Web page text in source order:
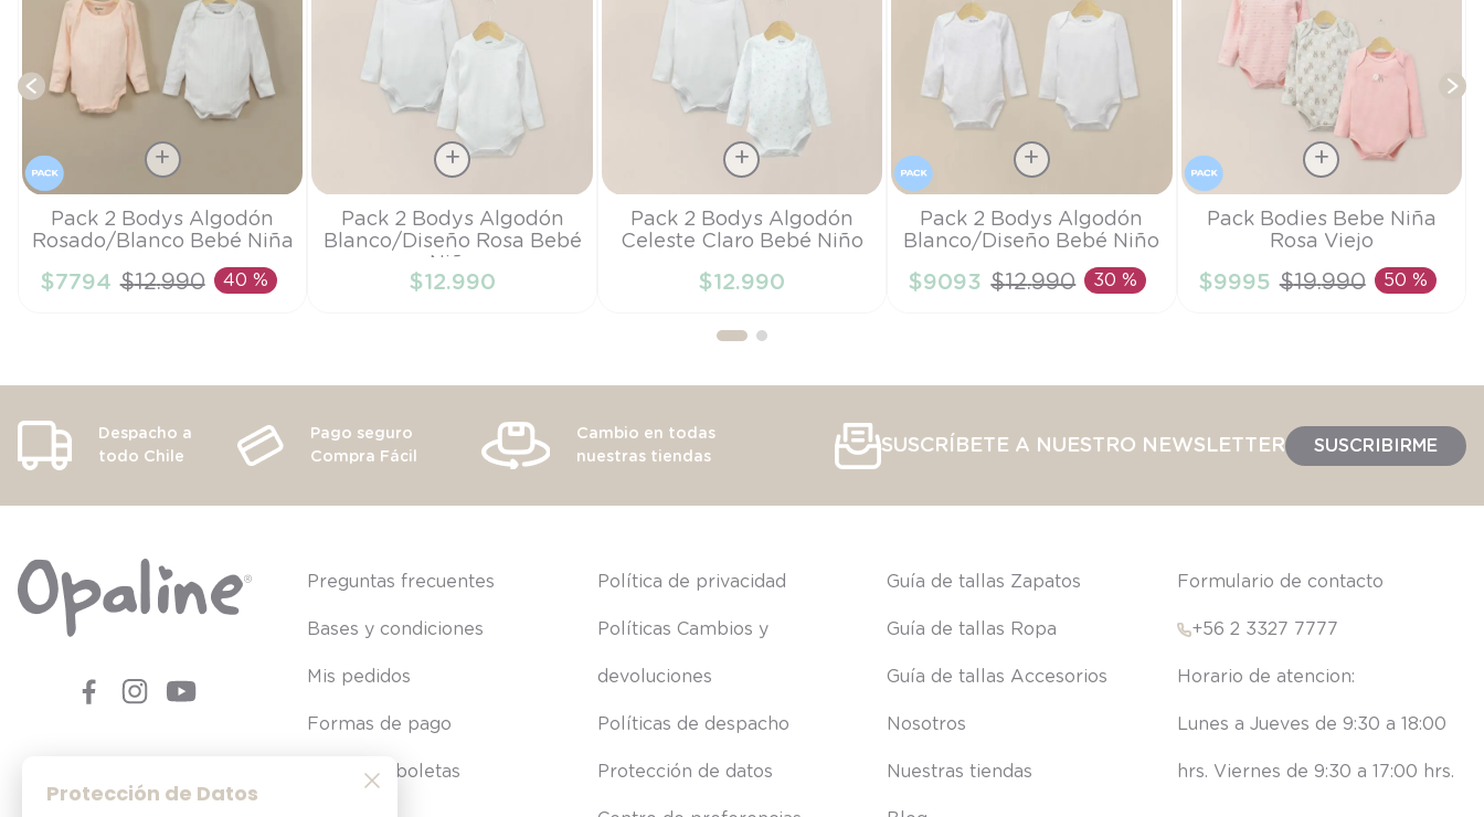
Protección de Datos
Talla
18M
AÑADIR AL CARRITO
Pack 2 Bodys Algodón
Rosado/Blanco Bebé Niña
$7794 $12.990 40 %
Talla
PR
AÑADIR AL CARRITO
Pack 2 Bodys Algodón
Blanco/Diseño Rosa Bebé
Niña
$12.990
Talla
RN
AÑADIR AL CARRITO
Pack 2 Bodys Algodón
Celeste Claro Bebé Niño
$12.990
Talla
RN
AÑADIR AL CARRITO
Pack 2 Bodys Algodón
Blanco/Diseño Bebé Niño
$9093 $12.990 30 %
Talla
AÑADIR AL CARRITO
Pack Bodies Bebe Niña
Rosa Viejo
$9995 $19.990 50 %
Despacho a
todo Chile
Pago seguro
Compra Fácil
Cambio en todas
nuestras tiendas
SUSCRÍBETE A NUESTRO NEWSLETTER SUSCRIBIRME
Preguntas frecuentes
Bases y condiciones
Mis pedidos
Formas de pago
Consultar boletas
Política de privacidad
Políticas Cambios y
devoluciones
Políticas de despacho
Protección de datos
Guía de tallas Zapatos
Guía de tallas Ropa
Guía de tallas Accesorios
Nosotros
Nuestras tiendas
Formulario de contacto
+56 2 3327 7777
Lunes a Jueves de 9:30 a 18:00
hrs. Viernes de 9:30 a 17:00 hrs.